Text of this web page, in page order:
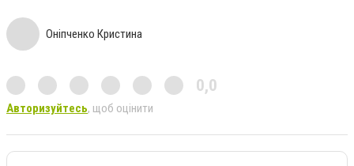
Оніпченко Кристина
0,0
Авторизуйтесь, щоб оцінити